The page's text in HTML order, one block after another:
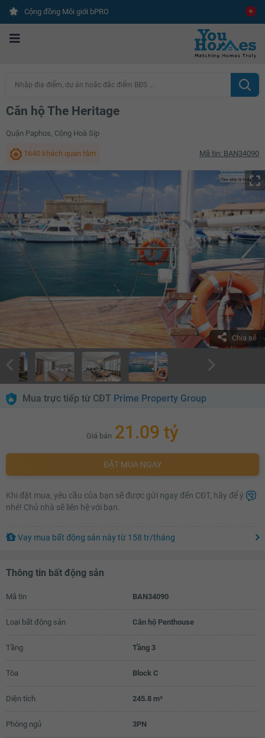
Cộng đồng Môi giới bPRO
Nhập địa điểm, dự án hoặc đặc điểm BĐS ...
Căn hộ The Heritage
Quận Paphos, Cộng Hoà Síp
1640 khách quan tâm Mã tin: BAN34090
Chia sẻ
Mua trực tiếp từ CĐT Prime Property Group
Giá bán 21.09 tỷ
ĐẶT MUA NGAY
Khi đặt mua, yêu cầu của bạn sẽ được gửi ngay đến CĐT, hãy để ý
nhé! Chủ nhà sẽ liên hệ với bạn.
Vay mua bất động sản nàytừ 158 tr/tháng
Thông tin bất động sản
Mã tin BAN34090
Loại bất động sản Căn hộ Penthouse
Tầng Tầng 3
Tòa Block C
Diện tích 245.8 m²
Phòng ngủ 3PN